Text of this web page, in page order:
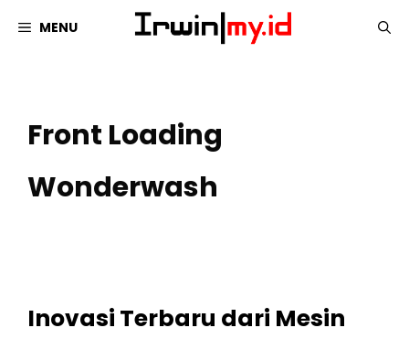
MENU
Front Loading
Wonderwash
Inovasi Terbaru dari Mesin